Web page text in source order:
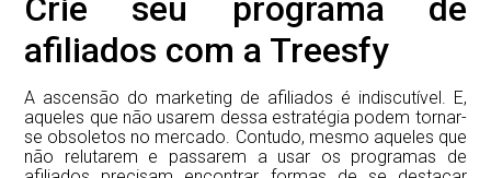
Crie seu programa de
afiliados com a Treesfy
A ascensão do marketing de afiliados é indiscutível. E,
aqueles que não usarem dessa estratégia podem tornar-
se obsoletos no mercado. Contudo, mesmo aqueles que
não relutarem e passarem a usar os programas de